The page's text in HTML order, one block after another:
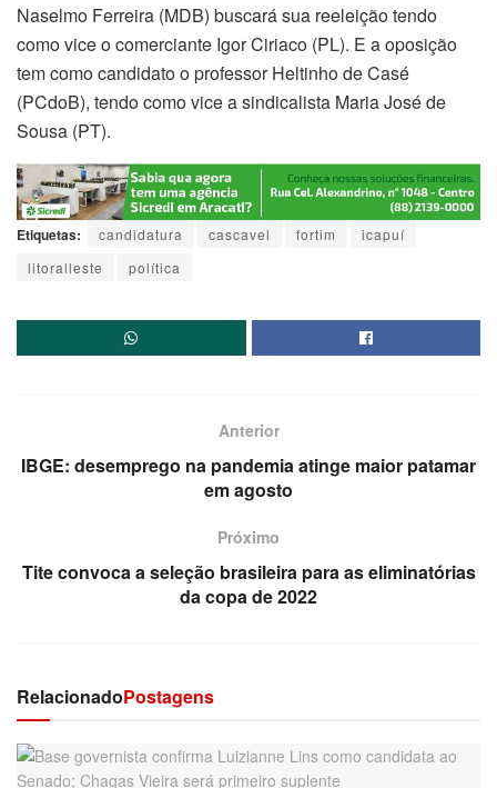
Naselmo Ferreira (MDB) buscará sua reeleição tendo
como vice o comerciante Igor Ciriaco (PL). E a oposição
tem como candidato o professor Heltinho de Casé
(PCdoB), tendo como vice a sindicalista Maria José de
Sousa (PT).
Etiquetas: candidatura cascavel fortim
icapuí
litoralleste
política
Anterior
IBGE: desemprego na pandemia atinge maior patamar
em agosto
Próximo
Tite convoca a seleção brasileira para as eliminatórias
da copa de 2022
RelacionadoPostagens